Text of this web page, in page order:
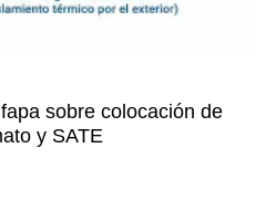
sobre colocación de
y SATE